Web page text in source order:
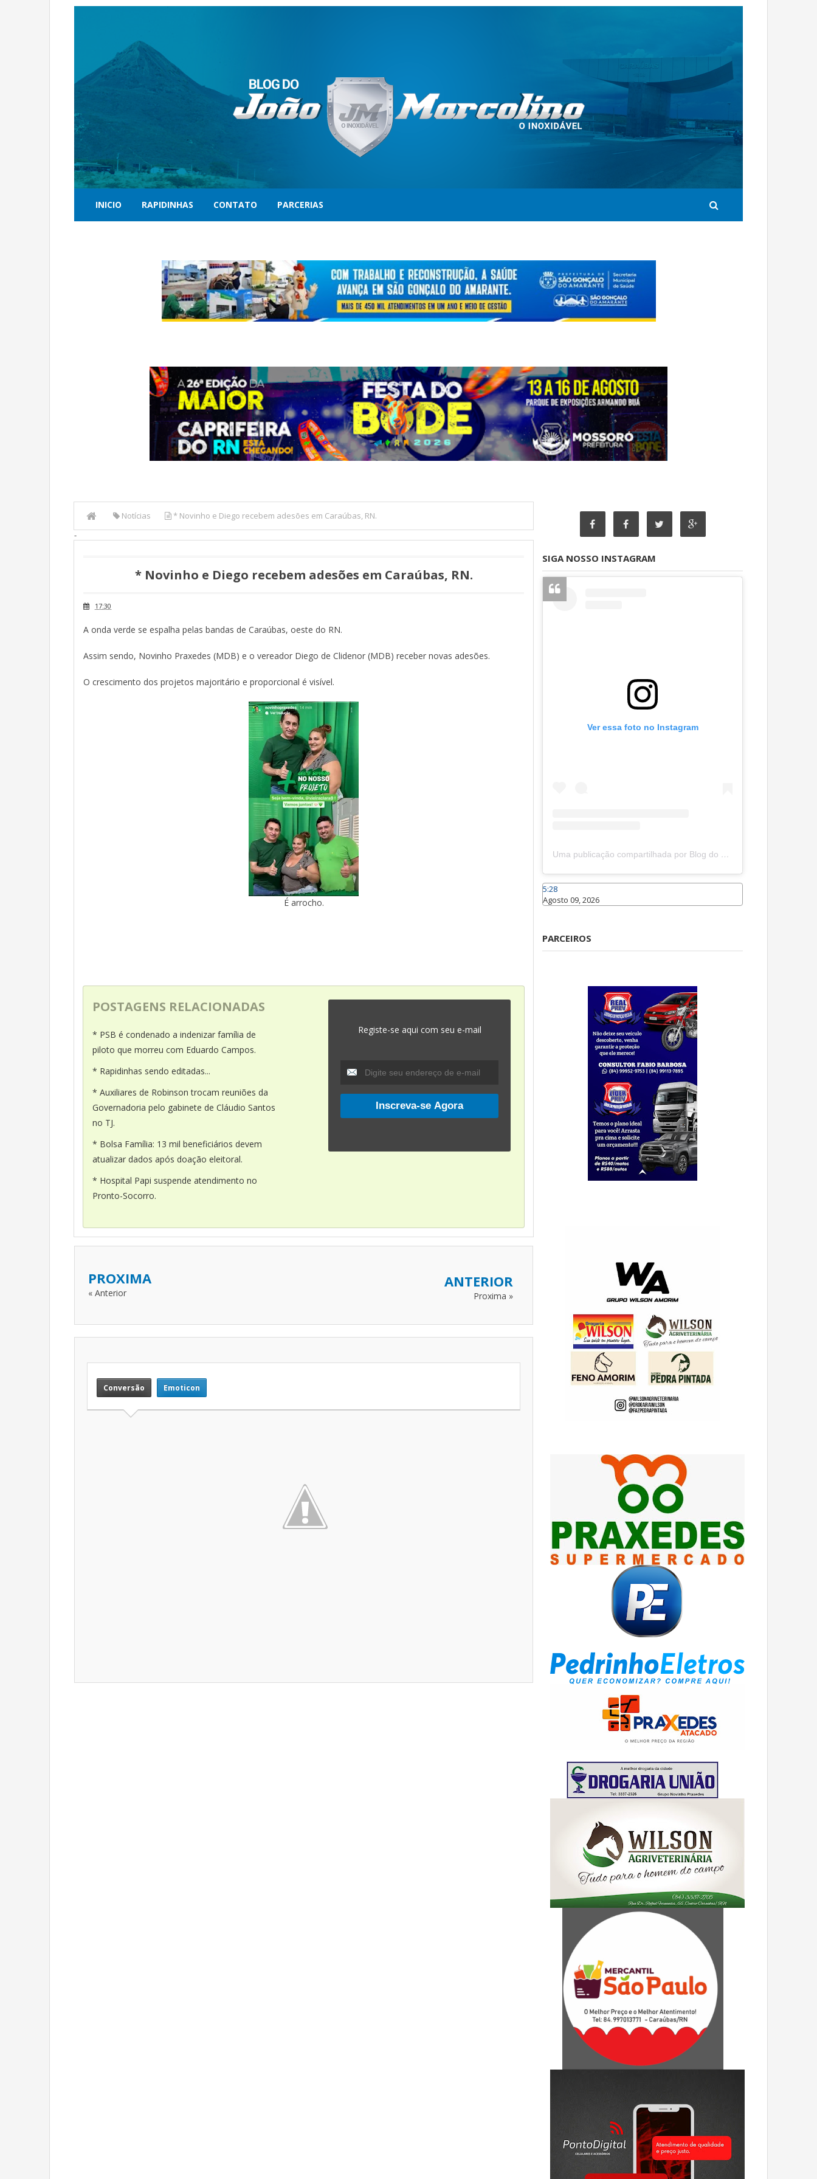
INICIO RAPIDINHAS CONTATO PARCERIAS
Notícias
* Novinho e Diego recebem adesões em Caraúbas, RN.
-
* Novinho e Diego recebem adesões em Caraúbas, RN.
17:30
A onda verde se espalha pelas bandas de Caraúbas, oeste do RN.
Assim sendo, Novinho Praxedes (MDB) e o vereador Diego de Clidenor (MDB) receber novas adesões.
O crescimento dos projetos majoritário e proporcional é visível.
É arrocho.
POSTAGENS RELACIONADAS
* PSB é condenado a indenizar família de
piloto que morreu com Eduardo Campos.
* Rapidinhas sendo editadas...
* Auxiliares de Robinson trocam reuniões da
Governadoria pelo gabinete de Cláudio Santos
no TJ.
* Bolsa Família: 13 mil beneficiários devem
atualizar dados após doação eleitoral.
* Hospital Papi suspende atendimento no
Pronto-Socorro.
Registe-se aqui com seu e-mail
PROXIMA
« Anterior
ANTERIOR
Proxima »
Conversão Emoticon
SIGA NOSSO INSTAGRAM
Ver essa foto no Instagram
Uma publicação compartilhada por Blog do João Marcolino (@joaomarcolinoneto)
5:28
Agosto 09, 2026
PARCEIROS